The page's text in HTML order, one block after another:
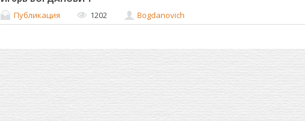
Публикация 1202 Bogdanovich